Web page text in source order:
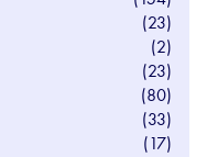
(23)
(2)
(23)
(80)
(33)
(17)